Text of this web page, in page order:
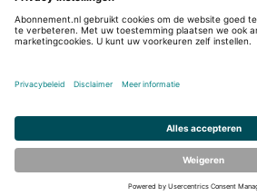
KIJK Geschiedenis klantenservice
Mountain Bike Plus klantenservice